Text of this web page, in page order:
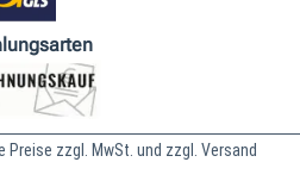
Preise zzgl. MwSt. und zzgl. Versand